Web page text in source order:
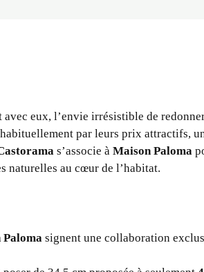
eux, l’envie irrésistible de
par leurs prix attractifs,
s’associe à Maison Paloma
naturelles au cœur de l’habitat.
Paloma signent une collaboration